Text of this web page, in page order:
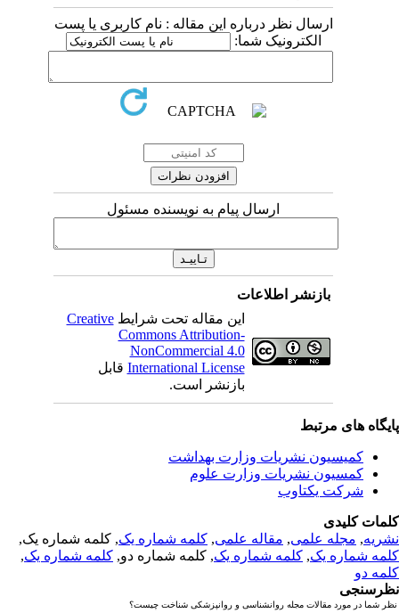
ارسال نظر درباره این مقاله : نام کاربری یا پست
الکترونیک شما:
ارسال پیام به نویسنده مسئول
بازنشر اطلاعات
این مقاله تحت شرایطCreative
Commons Attribution-
NonCommercial 4.0
International Licenseقابل
بازنشر است.
های مرتبط
کمیسیون نشریات وزارت بهداشت
کمسیون نشریات وزارت علوم
شرکت یکتاوب
کلیدی
,مجله علمی, مقاله علمی, کلمه شماره یک, کلمه شماره یک,
شماره یک,کلمه شماره یک, کلمه شماره دو,کلمه شماره یک,
دو
شما در مورد مقالات مجله روانشناسی و روانپزشکی شناخت چیست؟